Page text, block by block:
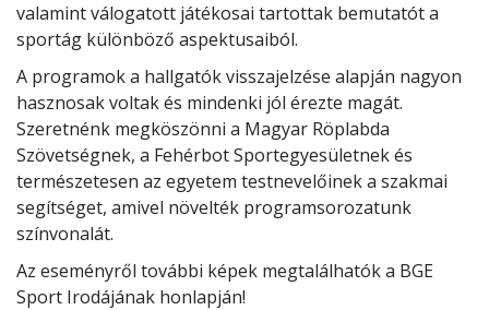
valamint válogatott játékosai tartottak bemutatót a
sportág különböző aspektusaiból.
A programok a hallgatók visszajelzése alapján nagyon
hasznosak voltak és mindenki jól érezte magát.
Szeretnénk megköszönni a Magyar Röplabda
Szövetségnek, a Fehérbot Sportegyesületnek és
természetesen az egyetem testnevelőinek a szakmai
segítséget, amivel növelték programsorozatunk
színvonalát.
Az eseményről további képek megtalálhatók a BGE
Sport Irodájának honlapján!